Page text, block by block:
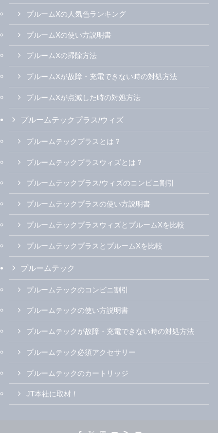
プルームXの人気色ランキング
プルームXの使い方説明書
プルームXの掃除方法
プルームXが故障・充電できない時の対処方法
プルームXが点滅した時の対処方法
プルームテックプラス/ウィズ
プルームテックプラスとは？
プルームテックプラスウィズとは？
プルームテックプラス/ウィズのコンビニ割引
プルームテックプラスの使い方説明書
プルームテックプラスウィズとプルームXを比較
プルームテックプラスとプルームXを比較
プルームテック
プルームテックのコンビニ割引
プルームテックの使い方説明書
プルームテックが故障・充電できない時の対処方法
プルームテック必須アクセサリー
プルームテックのカートリッジ
JT本社に取材！